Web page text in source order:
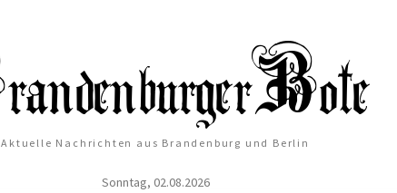
Aktuelle Nachrichten aus Brandenburg und Berlin
Sonntag, 02.08.2026